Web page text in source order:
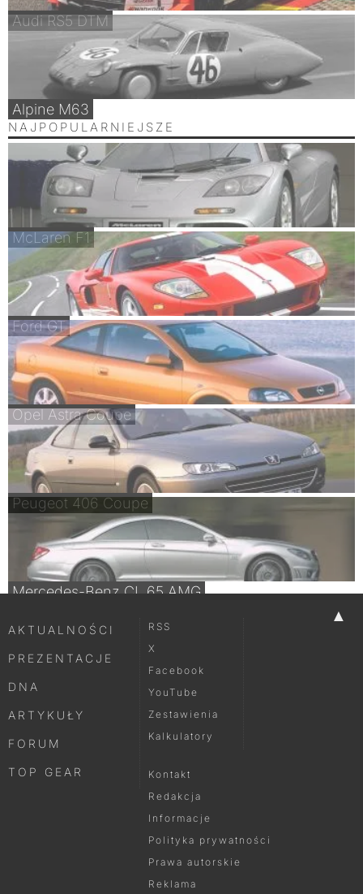
Audi RS5 DTM
Alpine M63
NAJPOPULARNIEJSZE
McLaren F1
Ford GT
Opel Astra Coupe
Peugeot 406 Coupe
Mercedes-Benz CL 65 AMG
▲
AKTUALNOŚCI
PREZENTACJE
DNA
ARTYKUŁY
FORUM
TOP GEAR
RSS
X
Facebook
YouTube
Zestawienia
Kalkulatory
Kontakt
Redakcja
Informacje
Polityka prywatności
Prawa autorskie
Reklama